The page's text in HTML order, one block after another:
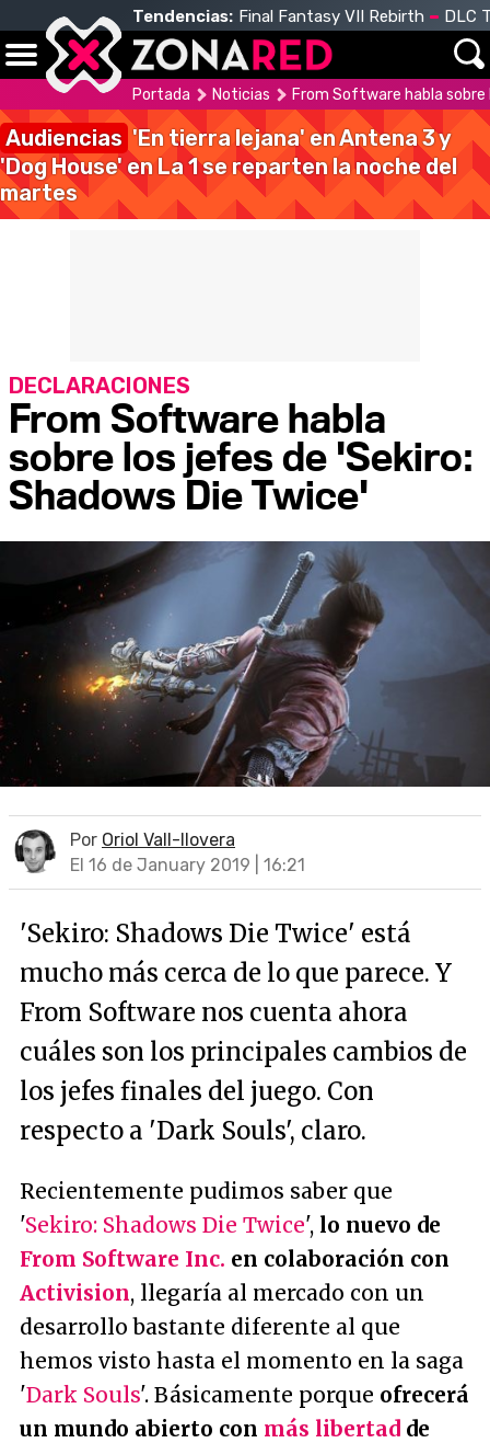
Tendencias: Final Fantasy VII Rebirth DLC
Portada Noticias From Software habla sobre
Audiencias 'En tierra lejana' en Antena 3 y
'Dog House' en La 1 se reparten la noche del
martes
From Software habla
sobre los jefes de 'Sekiro:
Shadows Die Twice'
DECLARACIONES
Por Oriol Vall-llovera
El 16 de January 2019 | 16:21
'Sekiro: Shadows Die Twice' está
mucho más cerca de lo que parece. Y
From Software nos cuenta ahora
cuáles son los principales cambios de
los jefes finales del juego. Con
respecto a 'Dark Souls', claro.
Recientemente pudimos saber que
'Sekiro: Shadows Die Twice', lo nuevo de
From Software Inc. en colaboración con
Activision, llegaría al mercado con un
desarrollo bastante diferente al que
hemos visto hasta el momento en la saga
'Dark Souls'. Básicamente porque ofrecerá
un mundo abierto con más libertad de